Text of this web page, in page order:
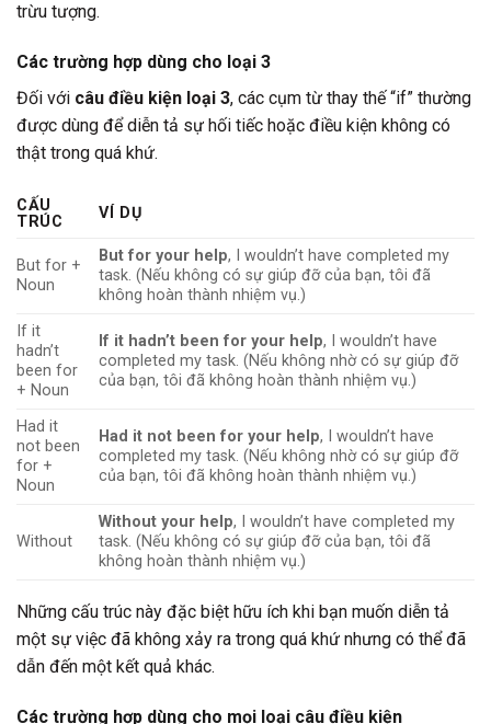
trừu tượng.
Các trường hợp dùng cho loại 3
Đối với câu điều kiện loại 3, các cụm từ thay thế “if” thường
được dùng để diễn tả sự hối tiếc hoặc điều kiện không có
thật trong quá khứ.
CẤU
TRÚC
VÍ DỤ
But for +
Noun
But for your help, I wouldn’t have completed my
task. (Nếu không có sự giúp đỡ của bạn, tôi đã
không hoàn thành nhiệm vụ.)
If it
hadn’t
been for
+ Noun
If it hadn’t been for your help, I wouldn’t have
completed my task. (Nếu không nhờ có sự giúp đỡ
của bạn, tôi đã không hoàn thành nhiệm vụ.)
Had it
not been
for +
Noun
Had it not been for your help, I wouldn’t have
completed my task. (Nếu không nhờ có sự giúp đỡ
của bạn, tôi đã không hoàn thành nhiệm vụ.)
Without
Without your help, I wouldn’t have completed my
task. (Nếu không có sự giúp đỡ của bạn, tôi đã
không hoàn thành nhiệm vụ.)
Những cấu trúc này đặc biệt hữu ích khi bạn muốn diễn tả
một sự việc đã không xảy ra trong quá khứ nhưng có thể đã
dẫn đến một kết quả khác.
Các trường hợp dùng cho mọi loại câu điều kiện